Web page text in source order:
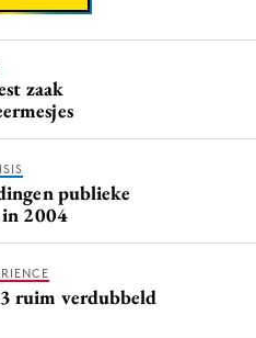
zaak
publieke
in 2004
ruim verdubbeld